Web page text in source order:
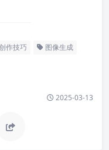
作技巧 图像生成
2025-03-13